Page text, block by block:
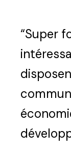
“Super